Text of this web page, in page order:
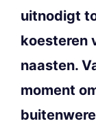
uitnodigt
koesteren
naasten.
moment